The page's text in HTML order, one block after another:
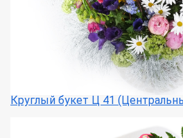
Круглый букет Ц 41